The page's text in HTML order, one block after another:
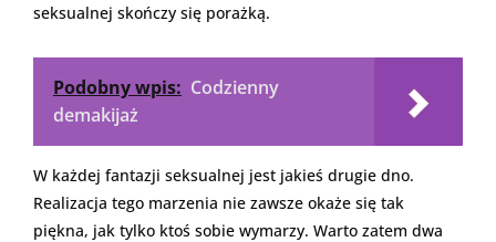
seksualnej skończy się porażką.
Podobny wpis: Codzienny
demakijaż
W każdej fantazji seksualnej jest jakieś drugie dno.
Realizacja tego marzenia nie zawsze okaże się tak
piękna, jak tylko ktoś sobie wymarzy. Warto zatem dwa